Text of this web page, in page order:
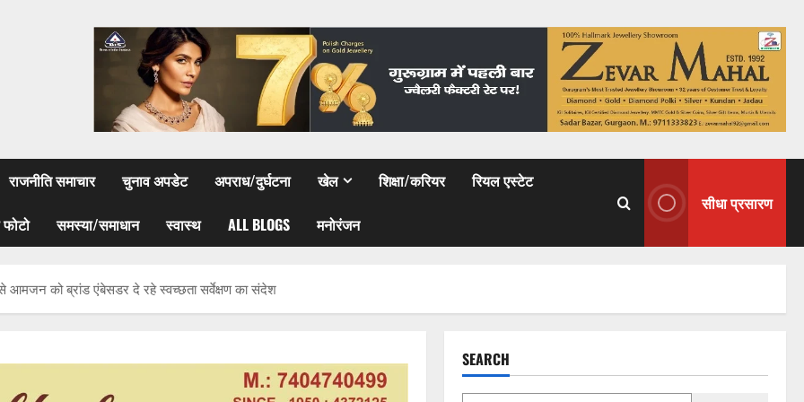
राजनीति समाचार चुनाव अपडेट अपराध/दुर्घटना खेल शिक्षा/करियर रियल एस्टेट
समस्या/समाधान स्वास्थ ALL BLOGS मनोरंजन
सीधा प्रसारण
आमजन को ब्रांड एंबेसडर दे रहे स्वच्छता सर्वेक्षण का संदेश
SEARCH